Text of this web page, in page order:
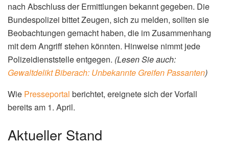
nach Abschluss der Ermittlungen bekannt gegeben. Die
Bundespolizei bittet Zeugen, sich zu melden, sollten sie
Beobachtungen gemacht haben, die im Zusammenhang
mit dem Angriff stehen könnten. Hinweise nimmt jede
Polizeidienststelle entgegen. (Lesen Sie auch:
Gewaltdelikt Biberach: Unbekannte Greifen Passanten)
Wie Presseportal berichtet, ereignete sich der Vorfall
bereits am 1. April.
Aktueller Stand